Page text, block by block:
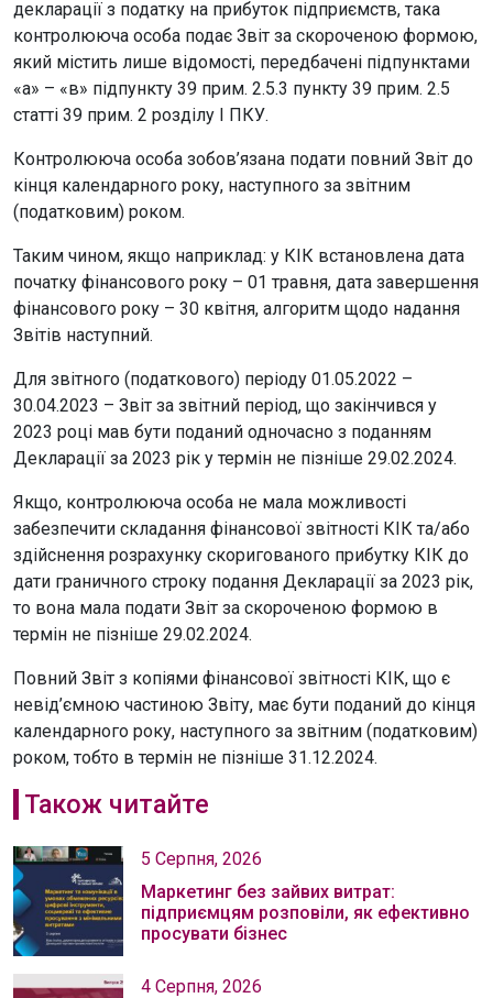
декларації з податку на прибуток підприємств, така
контролююча особа подає Звіт за скороченою формою,
який містить лише відомості, передбачені підпунктами
«а» – «в» підпункту 39 прим. 2.5.3 пункту 39 прим. 2.5
статті 39 прим. 2 розділу I ПКУ.
Контролююча особа зобов’язана подати повний Звіт до
кінця календарного року, наступного за звітним
(податковим) роком.
Таким чином, якщо наприклад: у КІК встановлена дата
початку фінансового року – 01 травня, дата завершення
фінансового року – 30 квітня, алгоритм щодо надання
Звітів наступний.
Для звітного (податкового) періоду 01.05.2022 –
30.04.2023 – Звіт за звітний період, що закінчився у
2023 році мав бути поданий одночасно з поданням
Декларації за 2023 рік у термін не пізніше 29.02.2024.
Якщо, контролююча особа не мала можливості
забезпечити складання фінансової звітності КІК та/або
здійснення розрахунку скоригованого прибутку КІК до
дати граничного строку подання Декларації за 2023 рік,
то вона мала подати Звіт за скороченою формою в
термін не пізніше 29.02.2024.
Повний Звіт з копіями фінансової звітності КІК, що є
невід’ємною частиною Звіту, має бути поданий до кінця
календарного року, наступного за звітним (податковим)
роком, тобто в термін не пізніше 31.12.2024.
Також читайте
5 Серпня, 2026
Маркетинг без зайвих витрат:
підприємцям розповіли, як ефективно
просувати бізнес
4 Серпня, 2026